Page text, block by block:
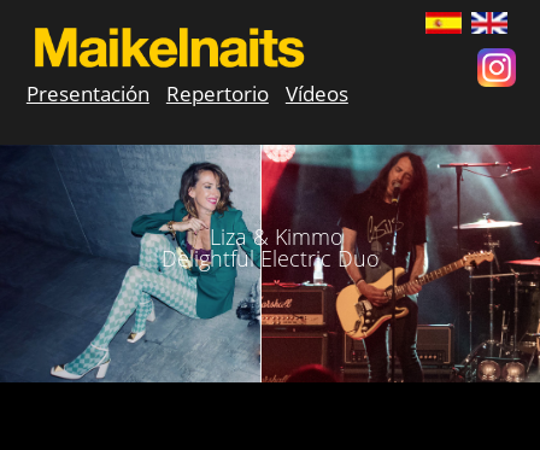
Presentación Repertorio Vídeos
Liza & Kimmo
Delightful Electric Duo